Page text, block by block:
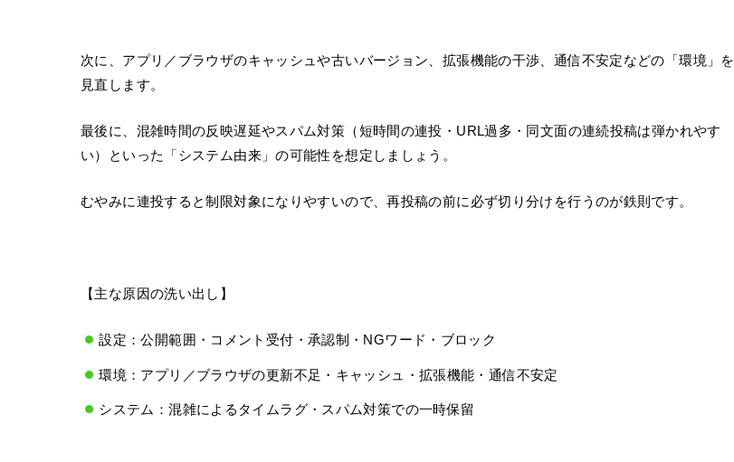
次に、アプリ／ブラウザのキャッシュや古いバージョン、拡張機能の干渉、通信不安定などの「環境」を
見直します。
最後に、混雑時間の反映遅延やスパム対策（短時間の連投・URL過多・同文面の連続投稿は弾かれやす
い）といった「システム由来」の可能性を想定しましょう。
むやみに連投すると制限対象になりやすいので、再投稿の前に必ず切り分けを行うのが鉄則です。
【主な原因の洗い出し】
設定：公開範囲・コメント受付・承認制・NGワード・ブロック
環境：アプリ／ブラウザの更新不足・キャッシュ・拡張機能・通信不安定
システム：混雑によるタイムラグ・スパム対策での一時保留